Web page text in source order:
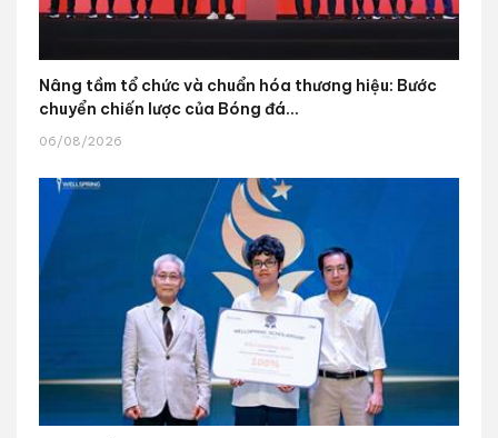
Nâng tầm tổ chức và chuẩn hóa thương hiệu: Bước
chuyển chiến lược của Bóng đá...
06/08/2026